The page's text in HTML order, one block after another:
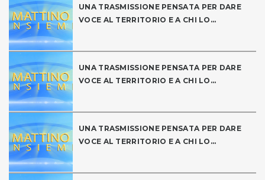
UNA TRASMISSIONE PENSATA PER DARE
VOCE AL TERRITORIO E A CHI LO...
UNA TRASMISSIONE PENSATA PER DARE
VOCE AL TERRITORIO E A CHI LO...
UNA TRASMISSIONE PENSATA PER DARE
VOCE AL TERRITORIO E A CHI LO...